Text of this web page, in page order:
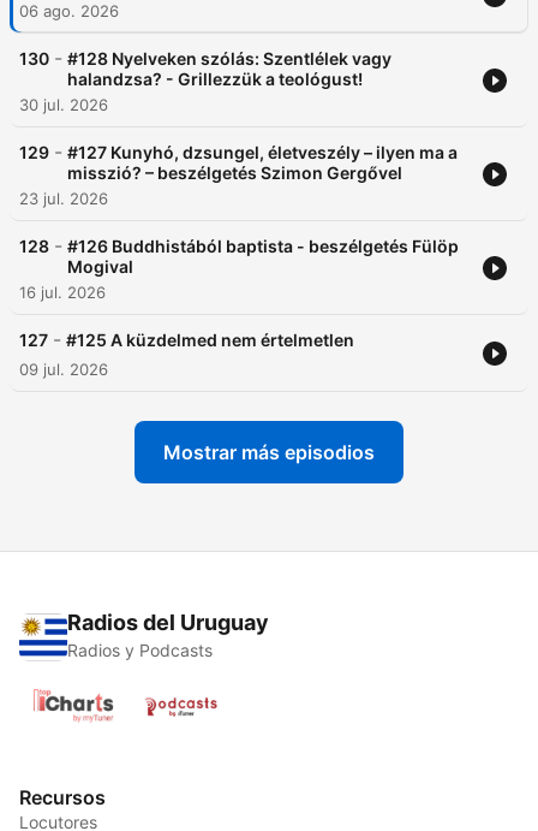
06 ago. 2026
130 - #128 Nyelveken szólás: Szentlélek vagy
halandzsa? - Grillezzük a teológust!
30 jul. 2026
129 - #127 Kunyhó, dzsungel, életveszély – ilyen ma a
misszió? – beszélgetés Szimon Gergővel
23 jul. 2026
128 - #126 Buddhistából baptista - beszélgetés Fülöp
Mogival
16 jul. 2026
127 - #125 A küzdelmed nem értelmetlen
09 jul. 2026
Mostrar más episodios
Radios del Uruguay
Radios y Podcasts
Recursos
Locutores